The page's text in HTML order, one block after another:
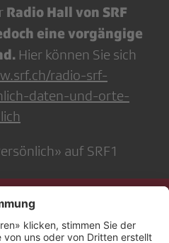
Radio Hall von SRF
eine vorgängige
Hier können Sie sich
radio-srf-
daten-und-orte-
auf SRF1